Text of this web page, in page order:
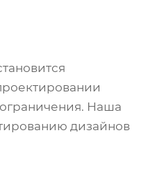
Наша
дизайнов